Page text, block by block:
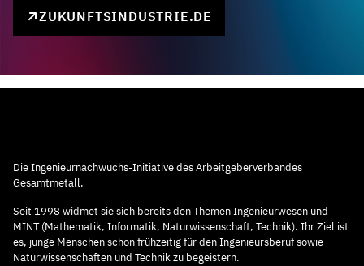
ZUKUNFTSINDUSTRIE.DE
Die Ingenieurnachwuchs-Initiative des Arbeitgeberverbandes
Gesamtmetall.
Seit 1998 widmet sie sich bereits den Themen Ingenieurwesen und
MINT (Mathematik, Informatik, Naturwissenschaft, Technik). Ihr Ziel ist
es, junge Menschen schon frühzeitig für den Ingenieursberuf sowie
Naturwissenschaften und Technik zu begeistern.